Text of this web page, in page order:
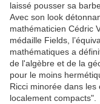
laissé pousser sa
Avec son look
mathématicien Cédric
médaille Fields,
mathématiques a
de l'algèbre et de la
pour le moins
Ricci minorée dans
localement compacts".